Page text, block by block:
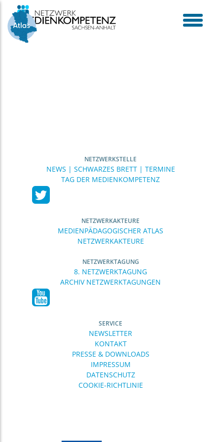
toggle
menu
Skip
content
NETZWERKSTELLE
NEWS | SCHWARZES BRETT | TERMINE
TAG DER MEDIENKOMPETENZ
NETZWERKAKTEURE
MEDIENPÄDAGOGISCHER ATLAS
NETZWERKAKTEURE
NETZWERKTAGUNG
8. NETZWERKTAGUNG
ARCHIV NETZWERKTAGUNGEN
SERVICE
NEWSLETTER
KONTAKT
PRESSE & DOWNLOADS
IMPRESSUM
DATENSCHUTZ
COOKIE-RICHTLINIE